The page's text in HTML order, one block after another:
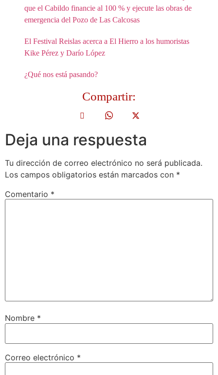
que el Cabildo financie al 100 % y ejecute las obras de
emergencia del Pozo de Las Calcosas
El Festival Reislas acerca a El Hierro a los humoristas
Kike Pérez y Darío López
¿Qué nos está pasando?
Compartir:
Deja una respuesta
Tu dirección de correo electrónico no será publicada.
Los campos obligatorios están marcados con *
Comentario *
Nombre *
Correo electrónico *